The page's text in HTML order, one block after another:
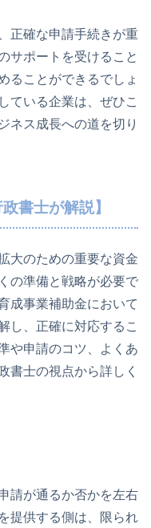
正確な申請手続きが重
サポートを受けること
ることができるでしょ
ている企業は、ぜひこ
ネス成長への道を切り
書士が解説】
大のための重要な資金
の準備と戦略が必要で
成事業補助金において
し、正確に対応するこ
や申請のコツ、よくあ
書士の視点から詳しく
請が通るか否かを左右
提供する側は、限られ